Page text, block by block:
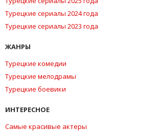
Турецкие сериалы 2024 года
Турецкие сериалы 2023 года
ЖАНРЫ
Турецкие комедии
Турецкие мелодрамы
Турецкие боевики
ИНТЕРЕСНОЕ
Самые красивые актеры